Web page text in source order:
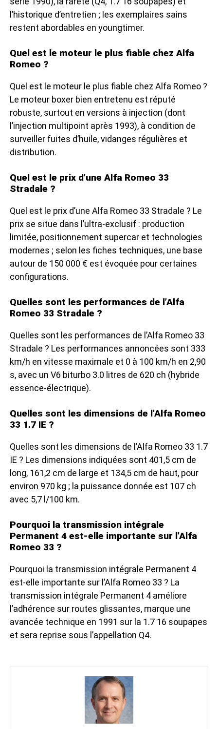
l’historique d’entretien ; les exemplaires sains
restent abordables en youngtimer.
Quel est le moteur le plus fiable chez Alfa
Romeo ?
Quel est le moteur le plus fiable chez Alfa Romeo ?
Le moteur boxer bien entretenu est réputé
robuste, surtout en versions à injection (dont
l’injection multipoint après 1993), à condition de
surveiller fuites d’huile, vidanges régulières et
distribution.
Quel est le prix d’une Alfa Romeo 33
Stradale ?
Quel est le prix d’une Alfa Romeo 33 Stradale ? Le
prix se situe dans l’ultra-exclusif : production
limitée, positionnement supercar et technologies
modernes ; selon les fiches techniques, une base
autour de 150 000 € est évoquée pour certaines
configurations.
Quelles sont les performances de l’Alfa
Romeo 33 Stradale ?
Quelles sont les performances de l’Alfa Romeo 33
Stradale ? Les performances annoncées sont 333
km/h en vitesse maximale et 0 à 100 km/h en 2,90
s, avec un V6 biturbo 3.0 litres de 620 ch (hybride
essence-électrique).
Quelles sont les dimensions de l’Alfa Romeo
33 1.7 IE ?
Quelles sont les dimensions de l’Alfa Romeo 33 1.7
IE ? Les dimensions indiquées sont 401,5 cm de
long, 161,2 cm de large et 134,5 cm de haut, pour
environ 970 kg ; la puissance donnée est 107 ch
avec 5,7 l/100 km.
Pourquoi la transmission intégrale
Permanent 4 est-elle importante sur l’Alfa
Romeo 33 ?
Pourquoi la transmission intégrale Permanent 4
est-elle importante sur l’Alfa Romeo 33 ? La
transmission intégrale Permanent 4 améliore
l’adhérence sur routes glissantes, marque une
avancée technique en 1991 sur la 1.7 16 soupapes
et sera reprise sous l’appellation Q4.